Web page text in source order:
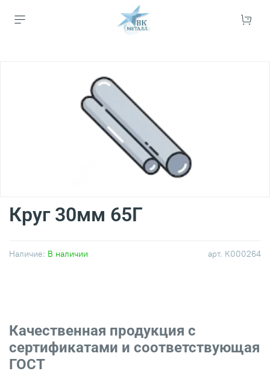
арт. К000264
Наличие: В наличии
Круг 30мм 65Г
Качественная продукция с
сертификатами и соответствующая
ГОСТ